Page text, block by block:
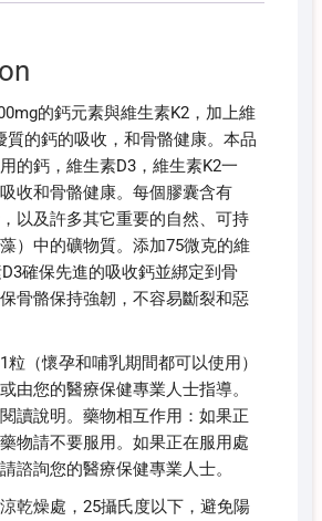
的鈣元素與維生素K2，加上維
質的鈣的吸收，和骨骼健康。本品
的鈣，維生素D3，維生素K2一
收和骨骼健康。每個膠囊含有
以及許多其它重要的自然、可持
）中的礦物質。添加75微克的維
確保先進的吸收鈣並綁定到骨
骨骼保持強韌，不容易斷裂和惡
粒（懷孕和哺乳期間都可以使用）
由您的醫療保健專業人士指導。
讀說明。藥物相互作用：如果正
物請不要服用。如果正在服用處
諮詢您的醫療保健專業人士。
涼乾燥處，25攝氏度以下，避免陽